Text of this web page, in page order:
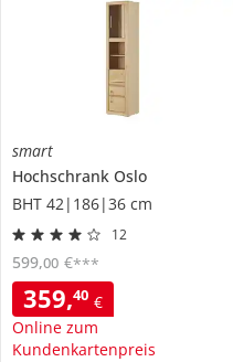
smart
Hochschrank Oslo
BHT 42|186|36 cm
12
359,40 €
Online zum
Kundenkartenpreis
599,00 €***